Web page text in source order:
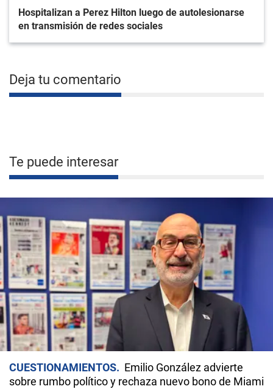
Hospitalizan a Perez Hilton luego de autolesionarse
en transmisión de redes sociales
Deja tu comentario
Te puede interesar
CUESTIONAMIENTOS
Emilio González advierte
sobre rumbo político y rechaza nuevo bono de Miami